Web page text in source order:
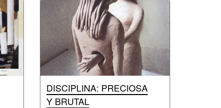
DISCIPLINA: PRECIOSA
Y BRUTAL